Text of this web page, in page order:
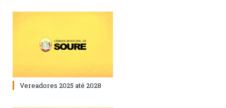
Vereadores 2025 até 2028